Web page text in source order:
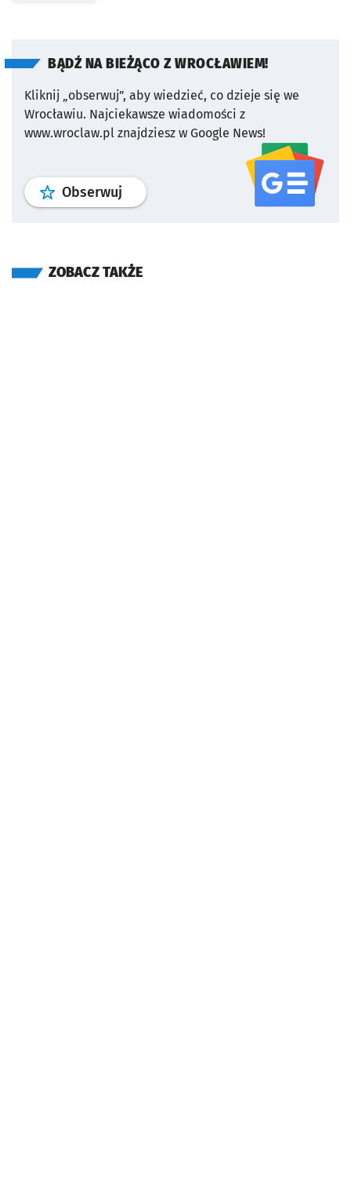
BĄDŹ NA BIEŻĄCO Z WROCŁAWIEM!
Kliknij „obserwuj”, aby wiedzieć, co dzieje się we
Wrocławiu. Najciekawsze wiadomości z
www.wroclaw.pl znajdziesz w Google News!
Obserwuj profil serwisu
ZOBACZ TAKŻE